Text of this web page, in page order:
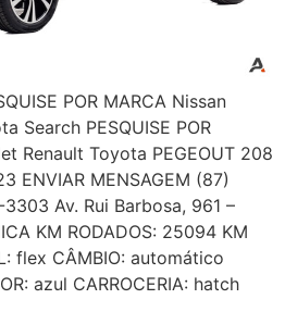
POR MARCA Nissan
Search PESQUISE POR
Renault Toyota PEGEOUT 208
ENVIAR MENSAGEM (87)
Av. Rui Barbosa, 961 –
KM RODADOS: 25094 KM
flex CÂMBIO: automático
azul CARROCERIA: hatch